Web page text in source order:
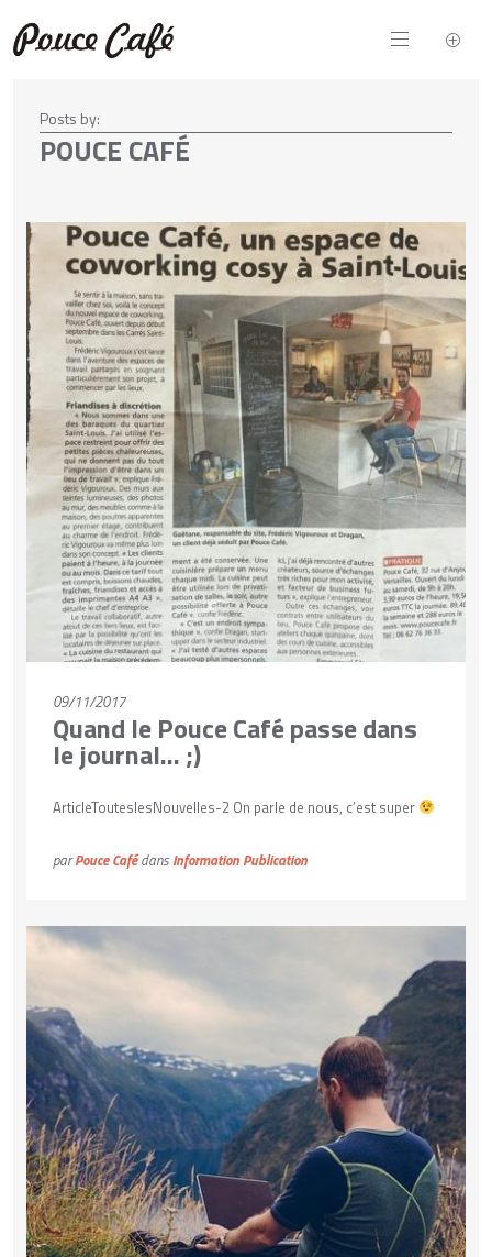
Posts by:
POUCE CAFÉ
VOIR PLUS
09/11/2017
Quand le Pouce Café passe dans
le journal… ;)
ArticleTouteslesNouvelles-2 On parle de nous, c’est super
parPouce Café dansInformation Publication
VOIR PLUS